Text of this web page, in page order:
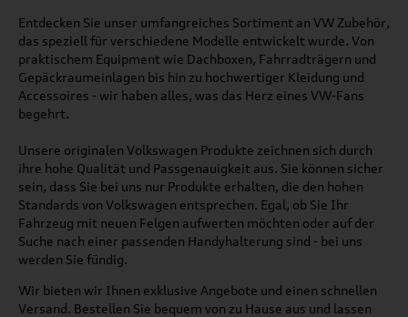
Entdecken Sie unser umfangreiches Sortiment an VW Zubehör,
das speziell für verschiedene Modelle entwickelt wurde. Von
praktischem Equipment wie Dachboxen, Fahrradträgern und
Gepäckraumeinlagen bis hin zu hochwertiger Kleidung und
Accessoires - wir haben alles, was das Herz eines VW-Fans
begehrt.
Unsere originalen Volkswagen Produkte zeichnen sich durch
ihre hohe Qualität und Passgenauigkeit aus. Sie können sicher
sein, dass Sie bei uns nur Produkte erhalten, die den hohen
Standards von Volkswagen entsprechen. Egal, ob Sie Ihr
Fahrzeug mit neuen Felgen aufwerten möchten oder auf der
Suche nach einer passenden Handyhalterung sind - bei uns
werden Sie fündig.
Wir bieten wir Ihnen exklusive Angebote und einen schnellen
Versand. Bestellen Sie bequem von zu Hause aus und lassen